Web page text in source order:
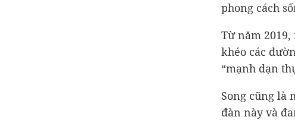
phong cách
Từ năm
khéo các
“mạnh dạn
Song cũng là
đàn này và